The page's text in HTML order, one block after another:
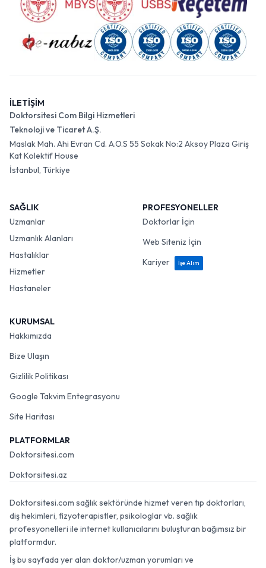
İLETİŞİM
Doktorsitesi Com Bilgi Hizmetleri
Teknoloji ve Ticaret A.Ş.
Maslak Mah. Ahi Evran Cd. A.O.S 55 Sokak No:2 Aksoy Plaza Giriş
Kat Kolektif House
İstanbul, Türkiye
SAĞLIK
Uzmanlar
Uzmanlık Alanları
Hastalıklar
Hizmetler
Hastaneler
PROFESYONELLER
Doktorlar İçin
Web Siteniz İçin
Kariyer
İşe Alım
KURUMSAL
Hakkımızda
Bize Ulaşın
Gizlilik Politikası
Google Takvim Entegrasyonu
Site Haritası
PLATFORMLAR
Doktorsitesi.com
Doktorsitesi.az
Doktorsitesi.com sağlık sektöründe hizmet veren tıp doktorları,
diş hekimleri, fizyoterapistler, psikologlar vb. sağlık
profesyonelleri ile internet kullanıcılarını buluşturan bağımsız bir
platformdur.
İş bu sayfada yer alan doktor/uzman yorumları ve